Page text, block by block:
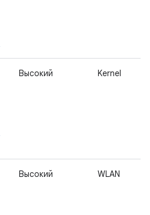
Высокий Kernel
Высокий WLAN